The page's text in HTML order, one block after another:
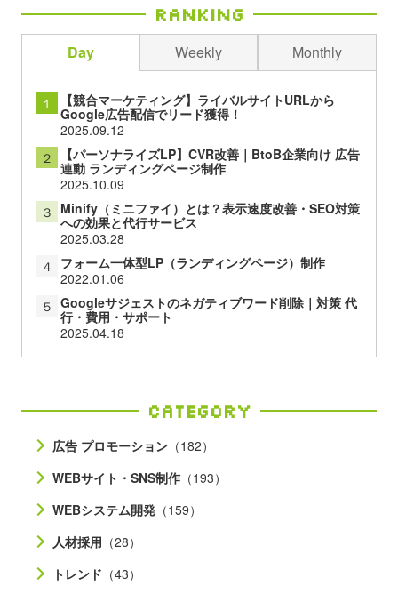
Ranking
Day Weekly Monthly
１
【競合マーケティング】ライバルサイトURLから
Google広告配信でリード獲得！
2025.09.12
２
【パーソナライズLP】CVR改善｜BtoB企業向け 広告
連動 ランディングページ制作
2025.10.09
３ Minify（ミニファイ）とは？表示速度改善・SEO対策
への効果と代行サービス
2025.03.28
４ フォーム一体型LP（ランディングページ）制作
2022.01.06
５ Googleサジェストのネガティブワード削除｜対策 代
行・費用・サポート
2025.04.18
Category
広告 プロモーション （182）
WEBサイト・SNS制作 （193）
WEBシステム開発 （159）
人材採用 （28）
トレンド （43）